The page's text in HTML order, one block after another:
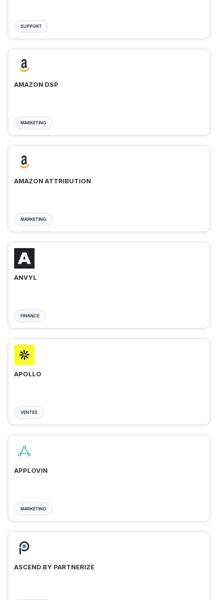
SUPPORT
AMAZON DSP
MARKETING
AMAZON ATTRIBUTION
MARKETING
ANVYL
FINANCE
APOLLO
VENTES
APPLOVIN
MARKETING
ASCEND BY PARTNERIZE